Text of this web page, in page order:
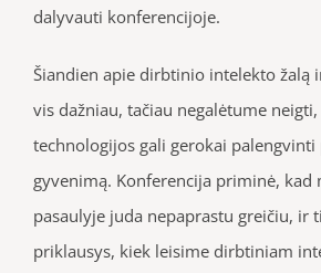
dalyvauti konferencijoje.
Šiandien apie dirbtinio intelekto žalą
vis dažniau, tačiau negalėtume
technologijos gali gerokai palengvinti
gyvenimą. Konferencija priminė, kad
pasaulyje juda nepaprastu greičiu, ir
priklausys, kiek leisime dirbtiniam